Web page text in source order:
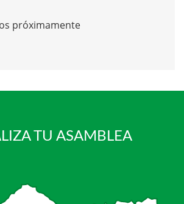
próximamente
TU ASAMBLEA